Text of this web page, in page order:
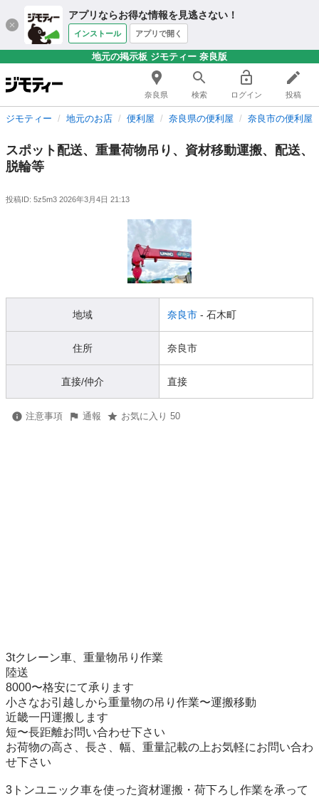
アプリならお得な情報を見逃さない！
インストール アプリで開く
地元の掲示板 ジモティー 奈良版
奈良県 検索 ログイン 投稿
ジモティー 地元のお店 便利屋 奈良県の便利屋 奈良市の便利屋
スポット配送、重量荷物吊り、資材移動運搬、配送、
脱輪等
投稿ID: 5z5m3 2026年3月4日 21:13
地域 奈良市 - 石木町
住所 奈良市
直接/仲介 直接
注意事項 通報 お気に入り 50
3tクレーン車、重量物吊り作業
陸送
8000〜格安にて承ります
小さなお引越しから重量物の吊り作業〜運搬移動
近畿一円運搬します
短〜長距離お問い合わせ下さい
お荷物の高さ、長さ、幅、重量記載の上お気軽にお問い合わ
せ下さい
3トンユニック車を使った資材運搬・荷下ろし作業を承って